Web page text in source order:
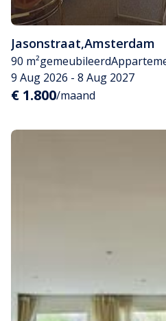
Jasonstraat,Amsterdam
90 m²gemeubileerd
9 Aug 2026 - 8 Aug 2027
€ 1.800/maand